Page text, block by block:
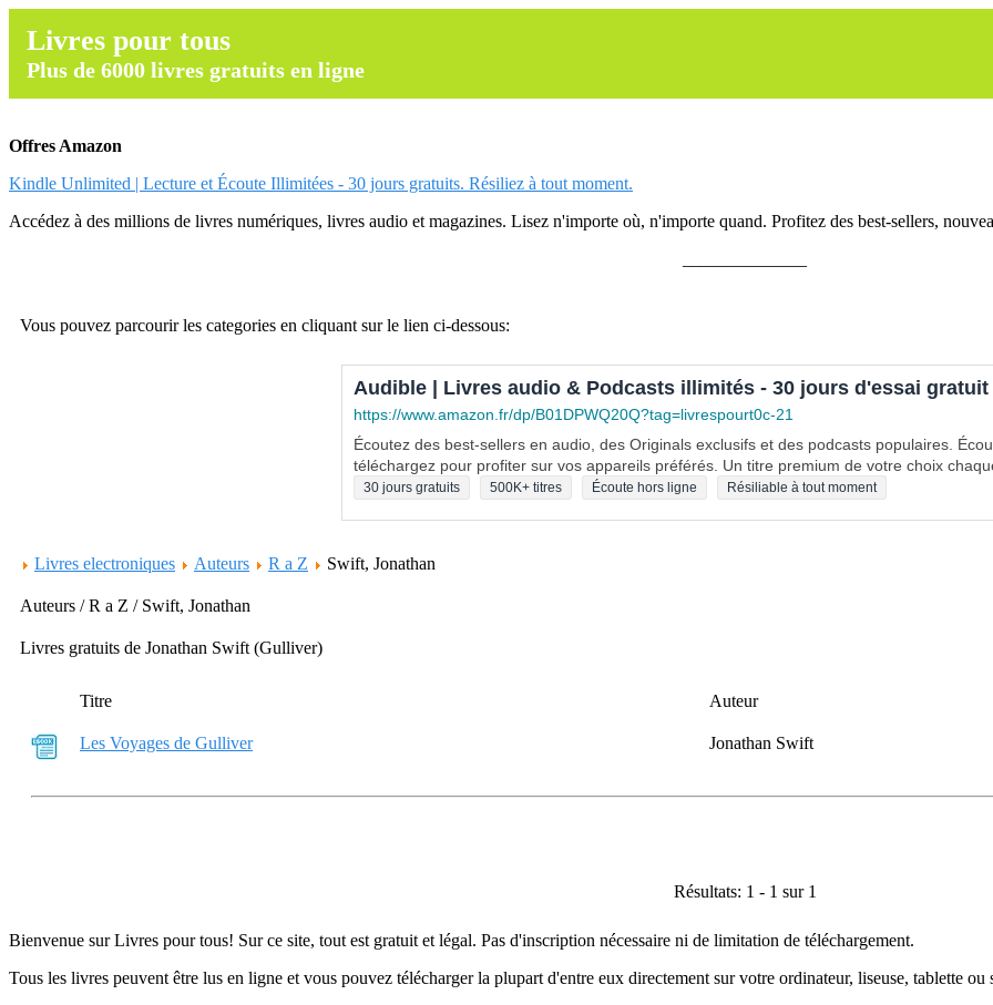
Livres pour tous
Plus de 6000 livres gratuits en ligne
Offres Amazon
Kindle Unlimited | Lecture et Écoute Illimitées - 30 jours gratuits. Résiliez à tout moment.
Accédez à des millions de livres numériques, livres audio et magazines. Lisez n'importe où, n'importe quand. Profitez des best-sellers,
Vous pouvez parcourir les categories en cliquant sur le lien ci-dessous:
Audible | Livres audio & Podcasts illimités - 30 jours d'essai gratuit
https://www.amazon.fr/dp/B01DPWQ20Q?tag=livrespourt0c-21
Écoutez des best-sellers en audio, des Originals exclusifs et des podcasts populaires.
téléchargez pour profiter sur vos appareils préférés. Un titre premium de votre choix
30 jours gratuits 500K+ titres Écoute hors ligne Résiliable à tout moment
Livres electroniques Auteurs R a Z Swift, Jonathan
Auteurs / R a Z / Swift, Jonathan
Livres gratuits de Jonathan Swift (Gulliver)
Titre Auteur
Les Voyages de Gulliver Jonathan Swift
Résultats: 1 - 1 sur 1
Bienvenue sur Livres pour tous! Sur ce site, tout est gratuit et légal. Pas d'inscription nécessaire ni de limitation de téléchargement.
Tous les livres peuvent être lus en ligne et vous pouvez télécharger la plupart d'entre eux directement sur votre ordinateur, liseuse, tablette ou